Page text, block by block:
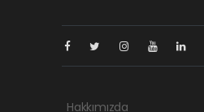
Hakkımızda